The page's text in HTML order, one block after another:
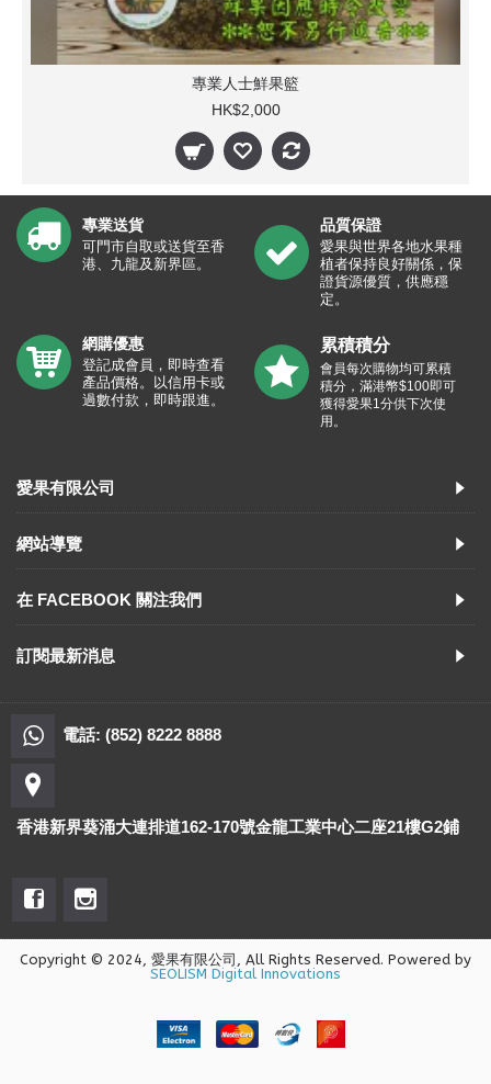
專業人士鮮果籃
HK$2,000
專業送貨
可門市自取或送貨至香
港、九龍及新界區。
品質保證
愛果與世界各地水果種
植者保持良好關係，保
證貨源優質，供應穩
定。
網購優惠
登記成會員，即時查看
產品價格。以信用卡或
過數付款，即時跟進。
累積積分
會員每次購物均可累積
積分，滿港幣$100即可
獲得愛果1分供下次使
用。
愛果有限公司
網站導覽
在 FACEBOOK 關注我們
訂閱最新消息
電話: (852) 8222 8888
香港新界葵涌大連排道162-170號金龍工業中心二座21樓G2鋪
Copyright © 2024, 愛果有限公司, All Rights Reserved. Powered by
SEOLISM Digital Innovations